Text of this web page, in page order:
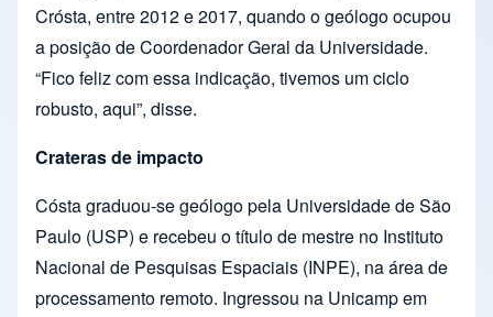
Crósta, entre 2012 e 2017, quando o geólogo ocupou
a posição de Coordenador Geral da Universidade.
“Fico feliz com essa indicação, tivemos um ciclo
robusto, aqui”, disse.
Crateras de impacto
Cósta graduou-se geólogo pela Universidade de São
Paulo (USP) e recebeu o título de mestre no Instituto
Nacional de Pesquisas Espaciais (INPE), na área de
processamento remoto. Ingressou na Unicamp em